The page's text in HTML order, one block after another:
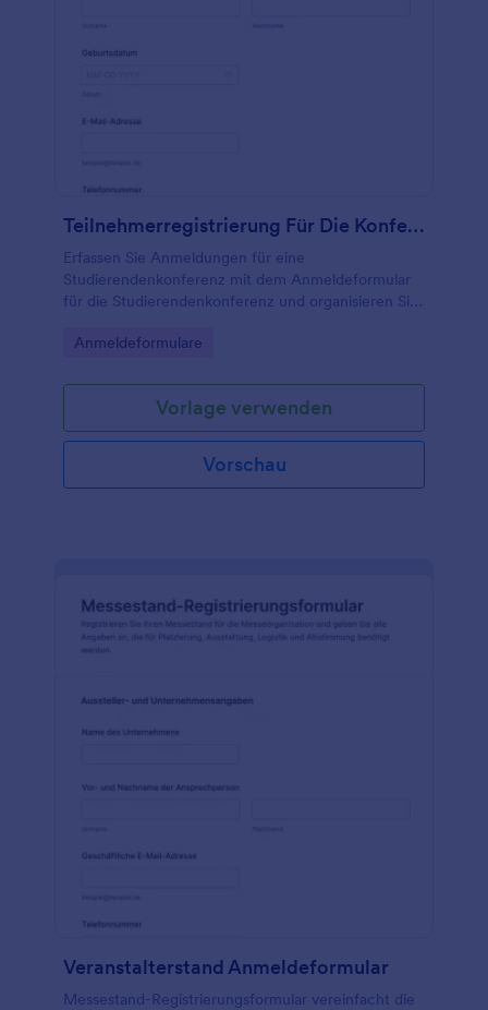
Teilnehmerregistrierung Für Die Konferenz
Erfassen Sie Anmeldungen für eine
Studierendenkonferenz mit dem Anmeldeformular
für die Studierendenkonferenz und organisieren Sie
Formularantworten zentral mit Jotform.
Go to Category:
Anmeldeformulare
Vorlage verwenden
Vorschau
Veranstalterstand Anmeldeformular
Messestand-Registrierungsformular vereinfacht die